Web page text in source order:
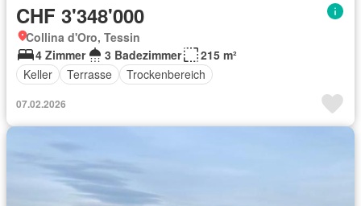
CHF 3'348'000
Collina d'Oro, Tessin
4 Zimmer
3 Badezimmer
215 m²
Keller
Terrasse Trockenbereich
07.02.2026